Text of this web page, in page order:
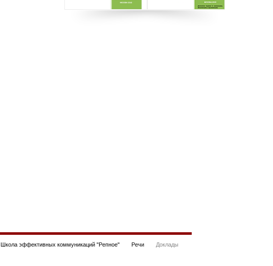
Школа эффективных коммуникаций "Репное" Речи
Доклады